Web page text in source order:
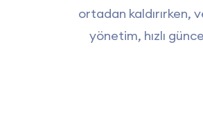
ortadan kaldırırken,
yönetim, hızlı